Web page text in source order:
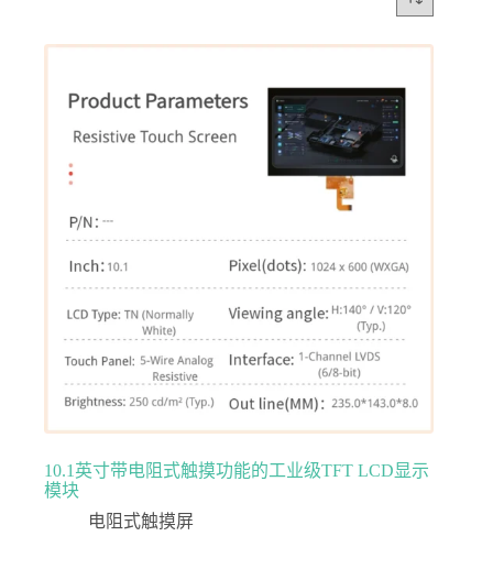
10.1英寸带电阻式触摸功能的工业级TFT LCD显示
模块
电阻式触摸屏